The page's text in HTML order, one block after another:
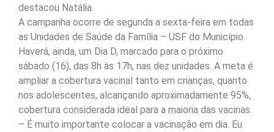
destacou Natália.
A campanha ocorre de segunda a sexta-feira em todas
as Unidades de Saúde da Família – USF do Município.
Haverá, ainda, um Dia D, marcado para o próximo
sábado (16), das 8h às 17h, nas dez unidades. A meta é
ampliar a cobertura vacinal tanto em crianças, quanto
nos adolescentes, alcançando aproximadamente 95%,
cobertura considerada ideal para a maioria das vacinas.
– É muito importante colocar a vacinação em dia. Eu